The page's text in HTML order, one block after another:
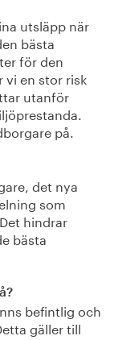
utsläpp när
bästa
för den
vi en stor risk
utanför
på.
det nya
som
hindrar
bästa
befintlig och
gäller till